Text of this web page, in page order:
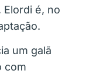
Elordi é, no
um galã
com